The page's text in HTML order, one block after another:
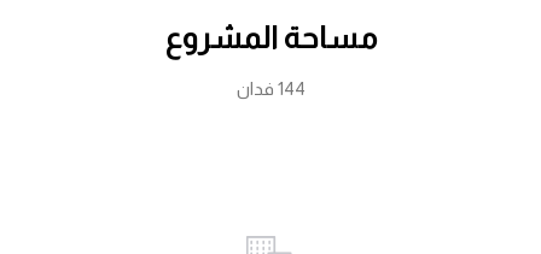
مساحة المشروع
144 فدان